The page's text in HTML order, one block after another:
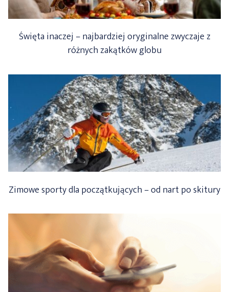
Święta inaczej – najbardziej oryginalne zwyczaje z
różnych zakątków globu
Zimowe sporty dla początkujących – od nart po skitury